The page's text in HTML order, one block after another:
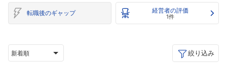
転職後のギャップ 経営者の評価
1件
新着順 絞り込み